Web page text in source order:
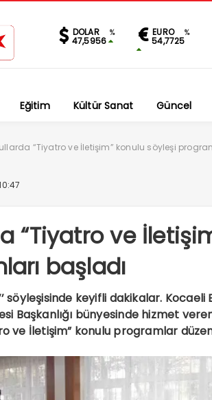
DOLAR %
47,5956
EURO %
54,7725
Eğitim Kültür Sanat Güncel
“Tiyatro ve İletişim” konulu söyleşi
“Tiyatro ve
başladı
söyleşisinde keyifli dakikalar.
Başkanlığı bünyesinde hizmet
ve İletişim” konulu programlar